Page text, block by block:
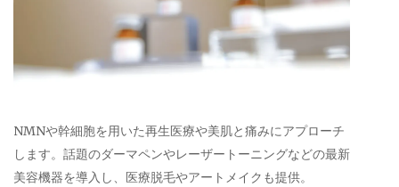
NMNや幹細胞を用いた再生医療や美肌と痛みにアプローチ
します。話題のダーマペンやレーザートーニングなどの最新
美容機器を導入し、医療脱毛やアートメイクも提供。